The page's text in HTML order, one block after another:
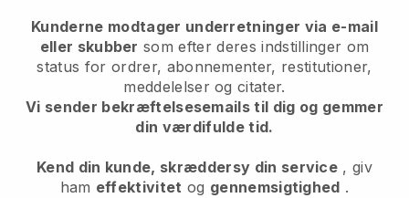
Kunderne modtager underretninger via e-mail
eller skubber som efter deres indstillinger om
status for ordrer, abonnementer, restitutioner,
meddelelser og citater.
Vi sender bekræftelsesemails til dig og gemmer
din værdifulde tid.
Kend din kunde, skræddersy din service , giv
ham effektivitet og gennemsigtighed .